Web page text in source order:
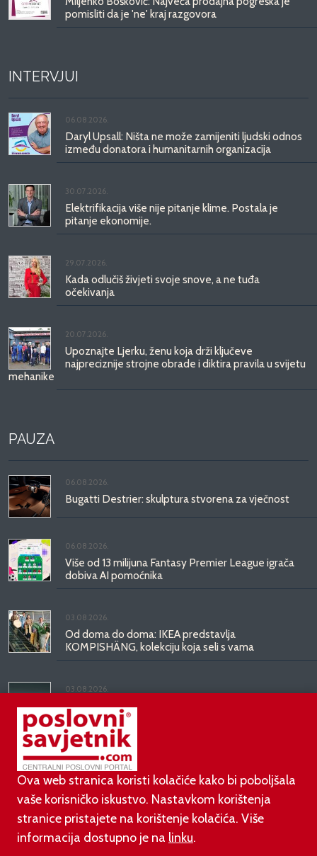
pomisliti da je 'ne' kraj razgovora
INTERVJUI
06.08.2026.
Daryl Upsall: Ništa ne može zamijeniti ljudski odnos
između donatora i humanitarnih organizacija
30.07.2026.
Elektrifikacija više nije pitanje klime. Postala je
pitanje ekonomije.
29.07.2026.
Kada odlučiš živjeti svoje snove, a ne tuđa
očekivanja
20.07.2026.
Upoznajte Ljerku, ženu koja drži ključeve
najpreciznije strojne obrade i diktira pravila u svijetu
mehanike
PAUZA
06.08.2026.
Bugatti Destrier: skulptura stvorena za vječnost
06.08.2026.
Više od 13 milijuna Fantasy Premier League igrača
dobiva AI pomoćnika
03.08.2026.
Od doma do doma: IKEA predstavlja
KOMPISHÄNG, kolekciju koja seli s vama
03.08.2026.
Kineski BYD predstavio luksuznu limuzinu veću od
Mercedesove S-klase, obećava domet do 1.000
kilometara
Ova web stranica koristi kolačiće kako bi poboljšala
vaše korisničko iskustvo. Nastavkom korištenja
stranice pristajete na korištenje kolačića. Više
informacija dostupno je na linku.